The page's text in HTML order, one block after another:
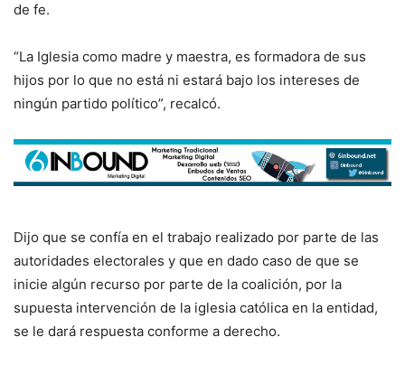
de fe.
“La Iglesia como madre y maestra, es formadora de sus
hijos por lo que no está ni estará bajo los intereses de
ningún partido político”, recalcó.
Dijo que se confía en el trabajo realizado por parte de las
autoridades electorales y que en dado caso de que se
inicie algún recurso por parte de la coalición, por la
supuesta intervención de la iglesia católica en la entidad,
se le dará respuesta conforme a derecho.